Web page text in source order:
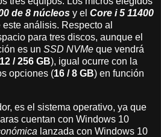
de 8 núcleos y el Core i 5 11400
este análisis. Respecto al
para tres discos, aunque el
es un SSD NVMe que vendrá
/ 256 GB), igual ocurre con la
opciones (16 / 8 GB) en función
es el sistema operativo, ya que
cuentan con Windows 10
lanzada con Windows 10